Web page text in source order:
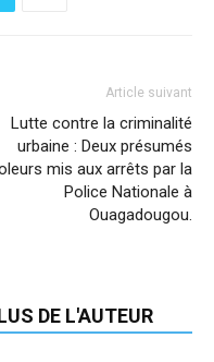
Article suivant
Lutte contre la criminalité
urbaine : Deux présumés
mis aux arrêts par la
Police Nationale à
Ouagadougou.
DE L'AUTEUR